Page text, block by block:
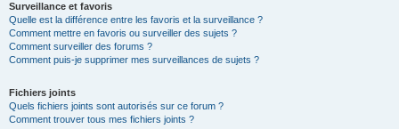
Surveillance et favoris
Quelle est la différence entre les favoris et la surveillance ?
Comment mettre en favoris ou surveiller des sujets ?
Comment surveiller des forums ?
Comment puis-je supprimer mes surveillances de sujets ?
Fichiers joints
Quels fichiers joints sont autorisés sur ce forum ?
Comment trouver tous mes fichiers joints ?